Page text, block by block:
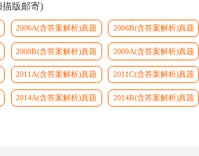
版邮寄)
2006A(含答案解析)真题 2006B(含答案解析)真题
2008B(含答案解析)真题 2009A(含答案解析)真题
2011A(含答案解析)真题 2011C(含答案解析)真题
2014A(含答案解析)真题 2014B(含答案解析)真题